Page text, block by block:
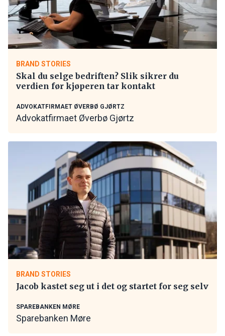
BRAND STORIES
Skal du selge bedriften? Slik sikrer du
verdien før kjøperen tar kontakt
ADVOKATFIRMAET ØVERBØ GJØRTZ
Advokatfirmaet Øverbø Gjørtz
BRAND STORIES
Jacob kastet seg ut i det og startet for seg selv
SPAREBANKEN MØRE
Sparebanken Møre